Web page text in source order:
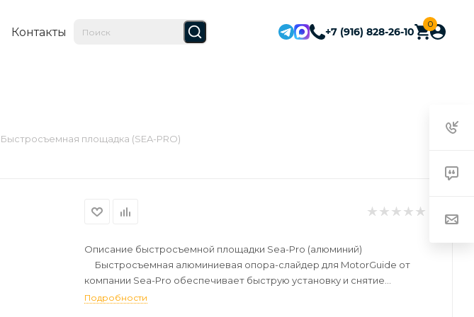
Контакты +7 (916) 828-26-10
0
Быстросъемная площадка (SEA-PRO)
Описание быстросъемной площадки Sea-Pro (алюминий)
Быстросъемная алюминиевая опора-слайдер для MotorGuide от
компании Sea-Pro обеспечивает быструю установку и снятие
троллинговых двигателей MotorGuide Xi5, а также
Подробности